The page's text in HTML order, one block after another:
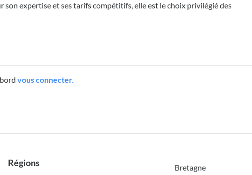
son expertise et ses tarifs compétitifs, elle est le choix privilégié des
vous connecter.
Régions
Bretagne